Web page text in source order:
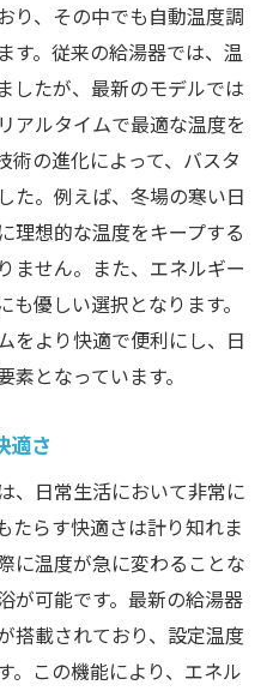
り、その中でも自動温度調
す。従来の給湯器では、温
したが、最新のモデルでは
アルタイムで最適な温度を
術の進化によって、バスタ
た。例えば、冬場の寒い日
理想的な温度をキープする
ません。また、エネルギー
優しい選択となります。
をより快適で便利にし、日
となっています。
適さ
、日常生活において非常に
たらす快適さは計り知れま
に温度が急に変わることな
が可能です。最新の給湯器
搭載されており、設定温度
。この機能により、エネル